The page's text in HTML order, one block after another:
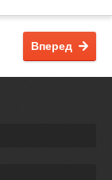
Вперед